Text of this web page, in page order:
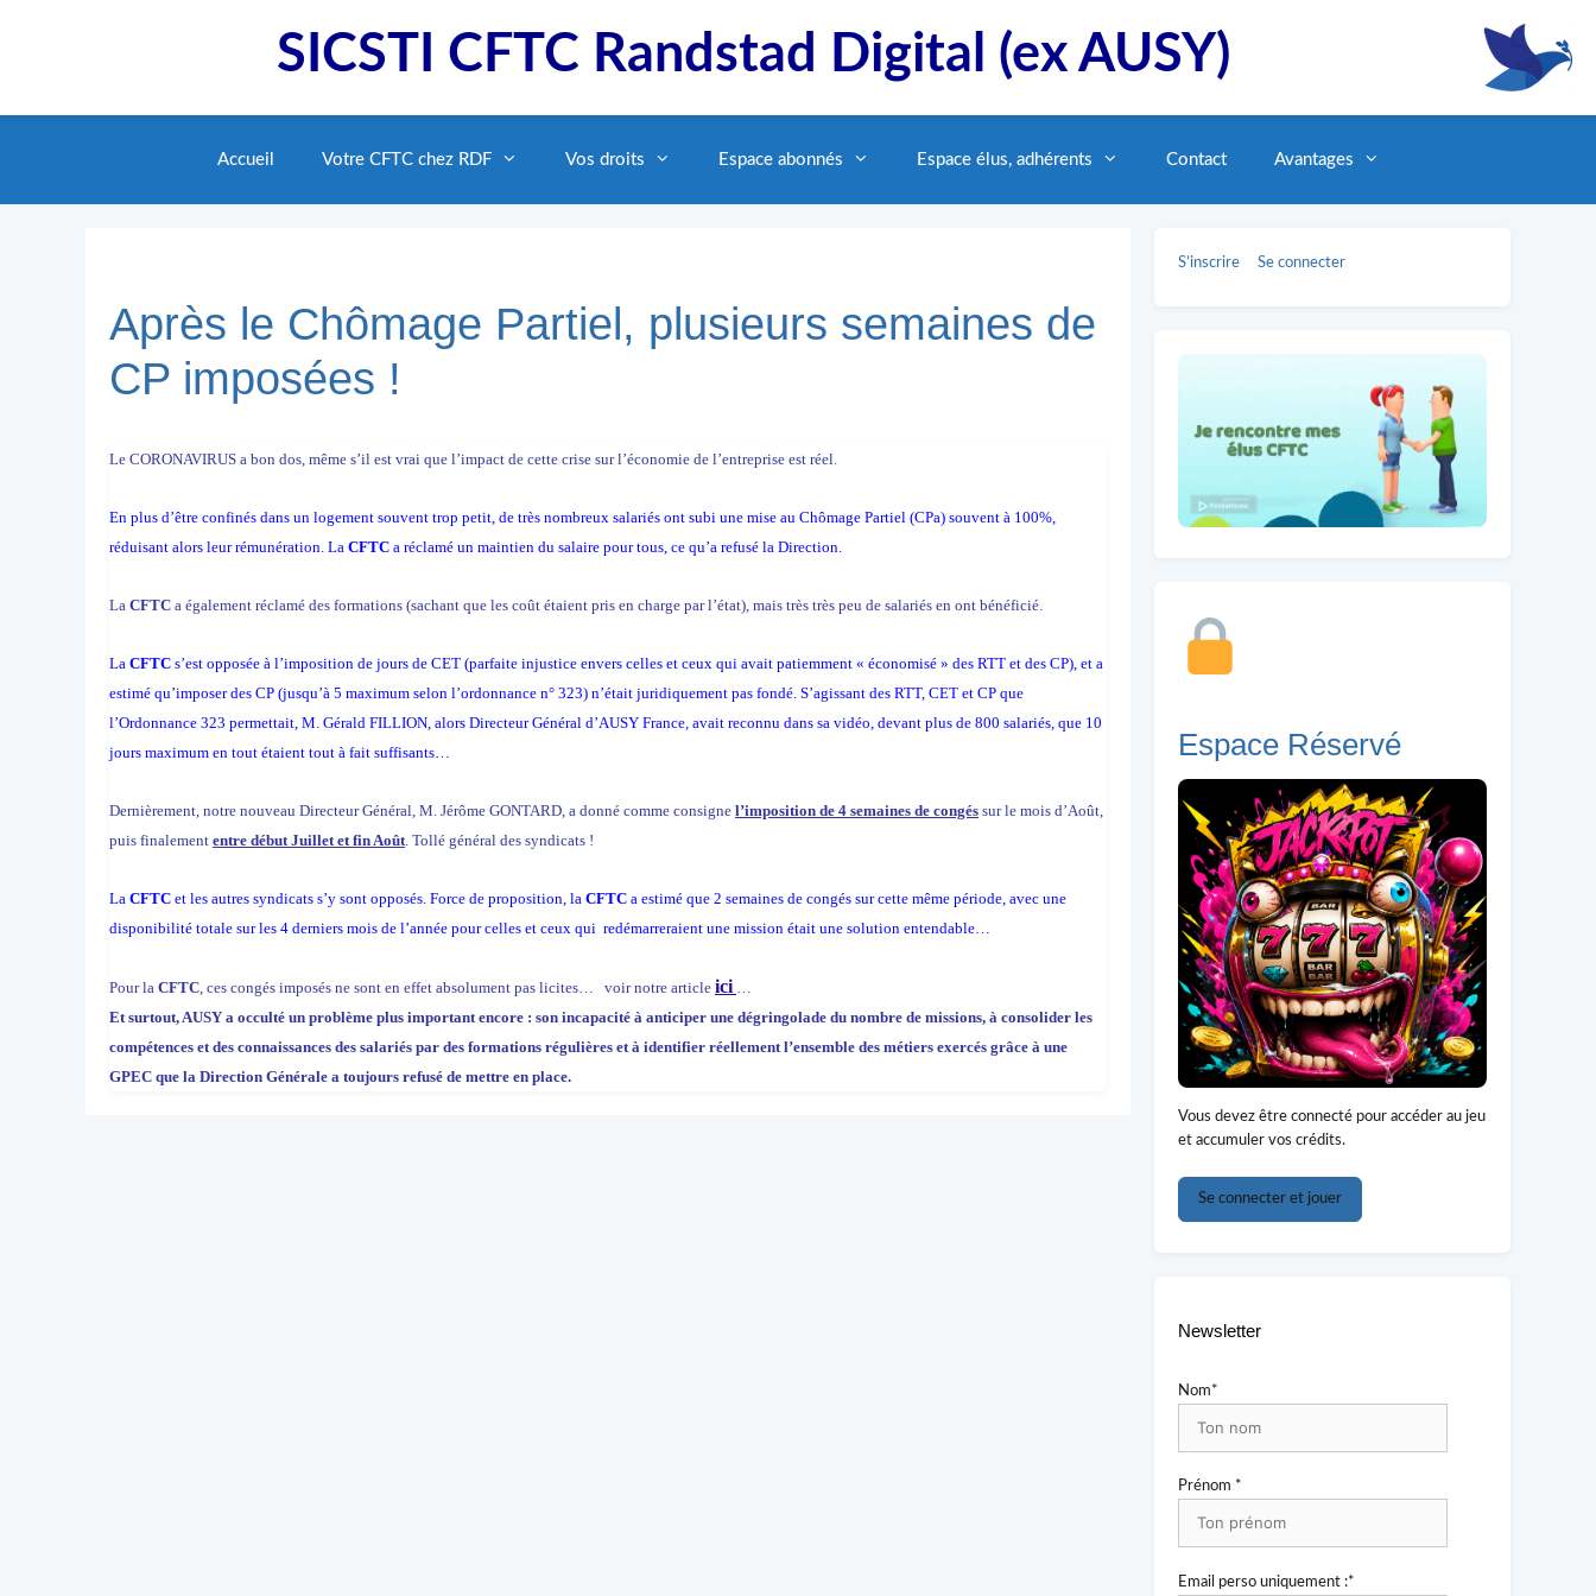
SICSTI CFTC Randstad Digital (ex AUSY)
Accueil Votre CFTC chez RDF Vos droits Espace abonnés Espace élus, adhérents Contact Avantages
Après le Chômage Partiel, plusieurs semaines de
CP imposées !
Le CORONAVIRUS a bon dos, même s’il est vrai que l’impact de cette crise sur l’économie de l’entreprise est réel.
En plus d’être confinés dans un logement souvent trop petit, de très nombreux salariés ont subi une mise au Chômage Partiel (CPa) souvent à 100%,
réduisant alors leur rémunération. La CFTC a réclamé un maintien du salaire pour tous, ce qu’a refusé la Direction.
La CFTC a également réclamé des formations (sachant que les coût étaient pris en charge par l’état), mais très très peu de salariés en ont bénéficié.
La CFTC s’est opposée à l’imposition de jours de CET (parfaite injustice envers celles et ceux qui avait patiemment « économisé » des RTT et des CP), et a
estimé qu’imposer des CP (jusqu’à 5 maximum selon l’ordonnance n° 323) n’était juridiquement pas fondé. S’agissant des RTT, CET et CP que
l’Ordonnance 323 permettait, M. Gérald FILLION, alors Directeur Général d’AUSY France, avait reconnu dans sa vidéo, devant plus de 800 salariés, que 10
jours maximum en tout étaient tout à fait suffisants…
Dernièrement, notre nouveau Directeur Général, M. Jérôme GONTARD, a donné comme consigne l’imposition de 4 semaines de congés sur le mois d’Août,
puis finalement entre début Juillet et fin Août. Tollé général des syndicats !
La CFTC et les autres syndicats s’y sont opposés. Force de proposition, la CFTC a estimé que 2 semaines de congés sur cette même période, avec une
disponibilité totale sur les 4 derniers mois de l’année pour celles et ceux qui redémarreraient une mission était une solution entendable…
Pour la CFTC, ces congés imposés ne sont en effet absolument pas licites… voir notre article ici …
Et surtout, AUSY a occulté un problème plus important encore : son incapacité à anticiper une dégringolade du nombre de missions, à consolider les
compétences et des connaissances des salariés par des formations régulières et à identifier réellement l’ensemble des métiers exercés grâce à une
GPEC que la Direction Générale a toujours refusé de mettre en place.
S’inscrire Se connecter
Espace Réservé
Vous devez être connecté pour accéder au jeu
et accumuler vos crédits.
Se connecter et jouer
Newsletter
Nom*
Prénom *
Email perso uniquement :*